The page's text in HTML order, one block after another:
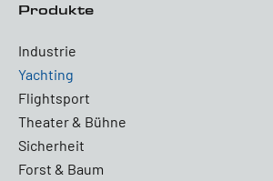
Produkte
Industrie
Yachting
Flightsport
Theater & Bühne
Sicherheit
Forst & Baum